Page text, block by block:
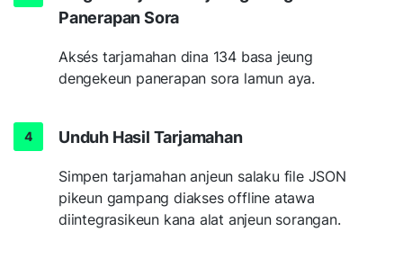
Panerapan Sora
Aksés tarjamahan dina 134 basa jeung
dengekeun panerapan sora lamun aya.
Unduh Hasil Tarjamahan
Simpen tarjamahan anjeun salaku file JSON
pikeun gampang diakses offline atawa
diintegrasikeun kana alat anjeun sorangan.